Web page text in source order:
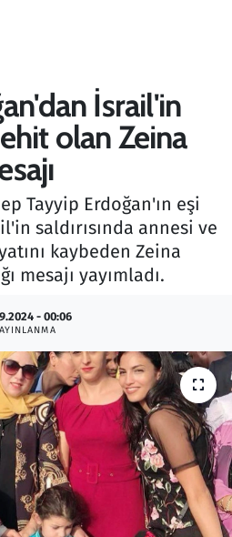
İsrail'in
olan Zeina
Tayyip Erdoğan'ın eşi
saldırısında annesi ve
kaybeden Zeina
mesajı yayımladı.
- 00:06